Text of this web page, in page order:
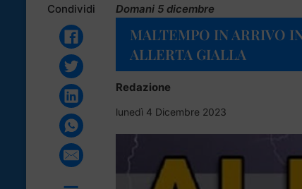
Condividi Domani 5 dicembre
MALTEMPO IN ARRIVO
ALLERTA GIALLA
Redazione
lunedì 4 Dicembre 2023